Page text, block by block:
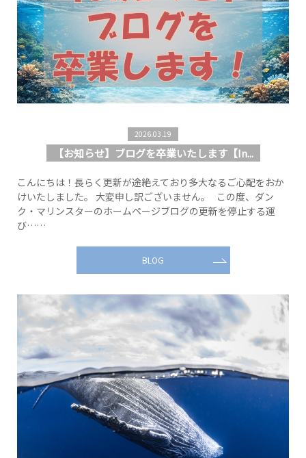
2026.03.19
【お知らせ】ブログを卒業いたします【In...
こんにちは！長らく更新が途絶えており多大なるご心配をおか
けいたしました。 大変申し訳ございません。 この度、ダン
ク・マリンスターのホームページブログの更新を停止する運
び……
BLOG